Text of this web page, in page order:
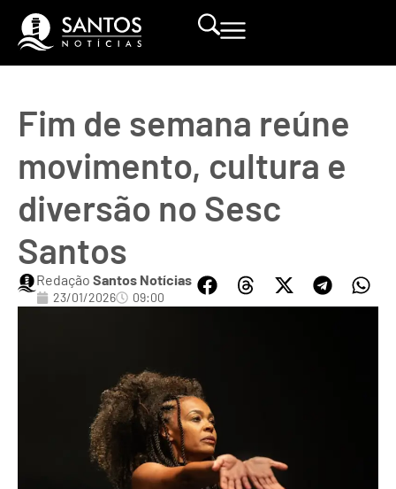
Fim de semana reúne
movimento, cultura e
diversão no Sesc
Santos
Redação Santos Notícias
23/01/2026 09:00